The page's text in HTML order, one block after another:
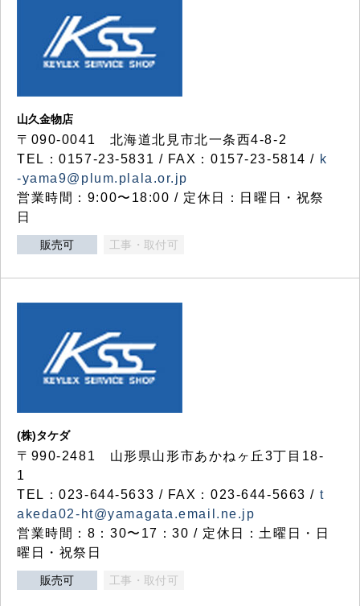
山久金物店
〒090-0041 北海道北見市北一条西4-8-2
TEL：0157-23-5831 / FAX：0157-23-5814 / k
-yama9@plum.plala.or.jp
営業時間：9:00〜18:00 / 定休日：日曜日・祝祭
日
販売可 工事・取付可
(株)タケダ
〒990-2481 山形県山形市あかねヶ丘3丁目18-
1
TEL：023-644-5633 / FAX：023-644-5663 / t
akeda02-ht@yamagata.email.ne.jp
営業時間：8：30〜17：30 / 定休日：土曜日・日
曜日・祝祭日
販売可 工事・取付可